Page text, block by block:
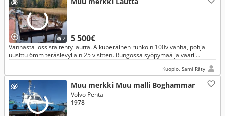
2 5 500€
Vanhasta lossista tehty lautta. Alkuperäinen runko n 100v vanha, pohja
uusittu 6mm teräslevyllä n 25 v sitten. Rungossa syöpymää ja vaatii
Kuopio, Sami Räty
Muu merkki Muu malli Boghammar
Volvo Penta
1978